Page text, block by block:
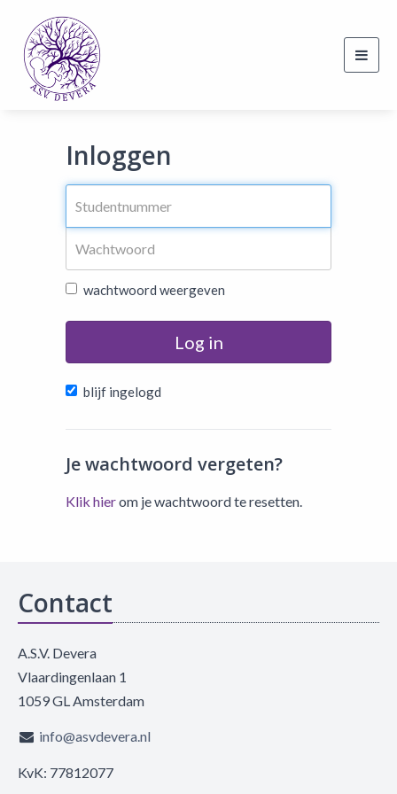
Inloggen
wachtwoord weergeven
Log in
blijf ingelogd
Je wachtwoord vergeten?
Klik hierom je wachtwoord te resetten.
Contact
A.S.V. Devera
Vlaardingenlaan 1
1059 GL Amsterdam
info@asvdevera.nl
KvK: 77812077